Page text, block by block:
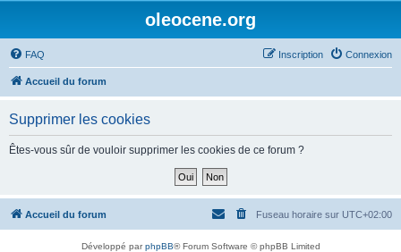
oleocene.org
FAQ Connexion
Inscription
Accueil du forum
Supprimer les cookies
Êtes-vous sûr de vouloir supprimer les cookies de ce forum ?
Accueil du forum Fuseau horaire sur UTC+02:00
Développé parphpBB® Forum Software © phpBB Limited